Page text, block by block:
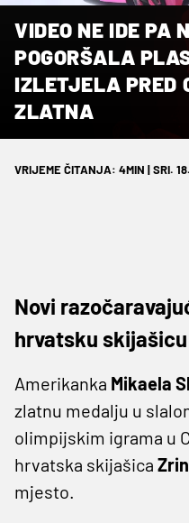
VIDEO NE IDE PA
POGORŠALA
IZLETJELA PRED
ZLATNA
VRIJEME ČITANJA: 4MIN | SRI.
Novi
hrvatsku skijašicu
Amerikanka Mikaela
zlatnu medalju u
olimpijskim igrama u
hrvatska skijašica
mjesto.